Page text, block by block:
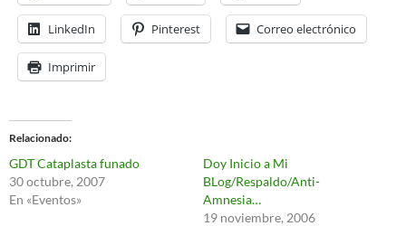
LinkedIn Pinterest Correo electrónico
Imprimir
Relacionado
GDT Cataplasta funado
30 octubre, 2007
En «Eventos»
Doy Inicio a Mi
BLog/Respaldo/Anti-
Amnesia…
19 noviembre, 2006